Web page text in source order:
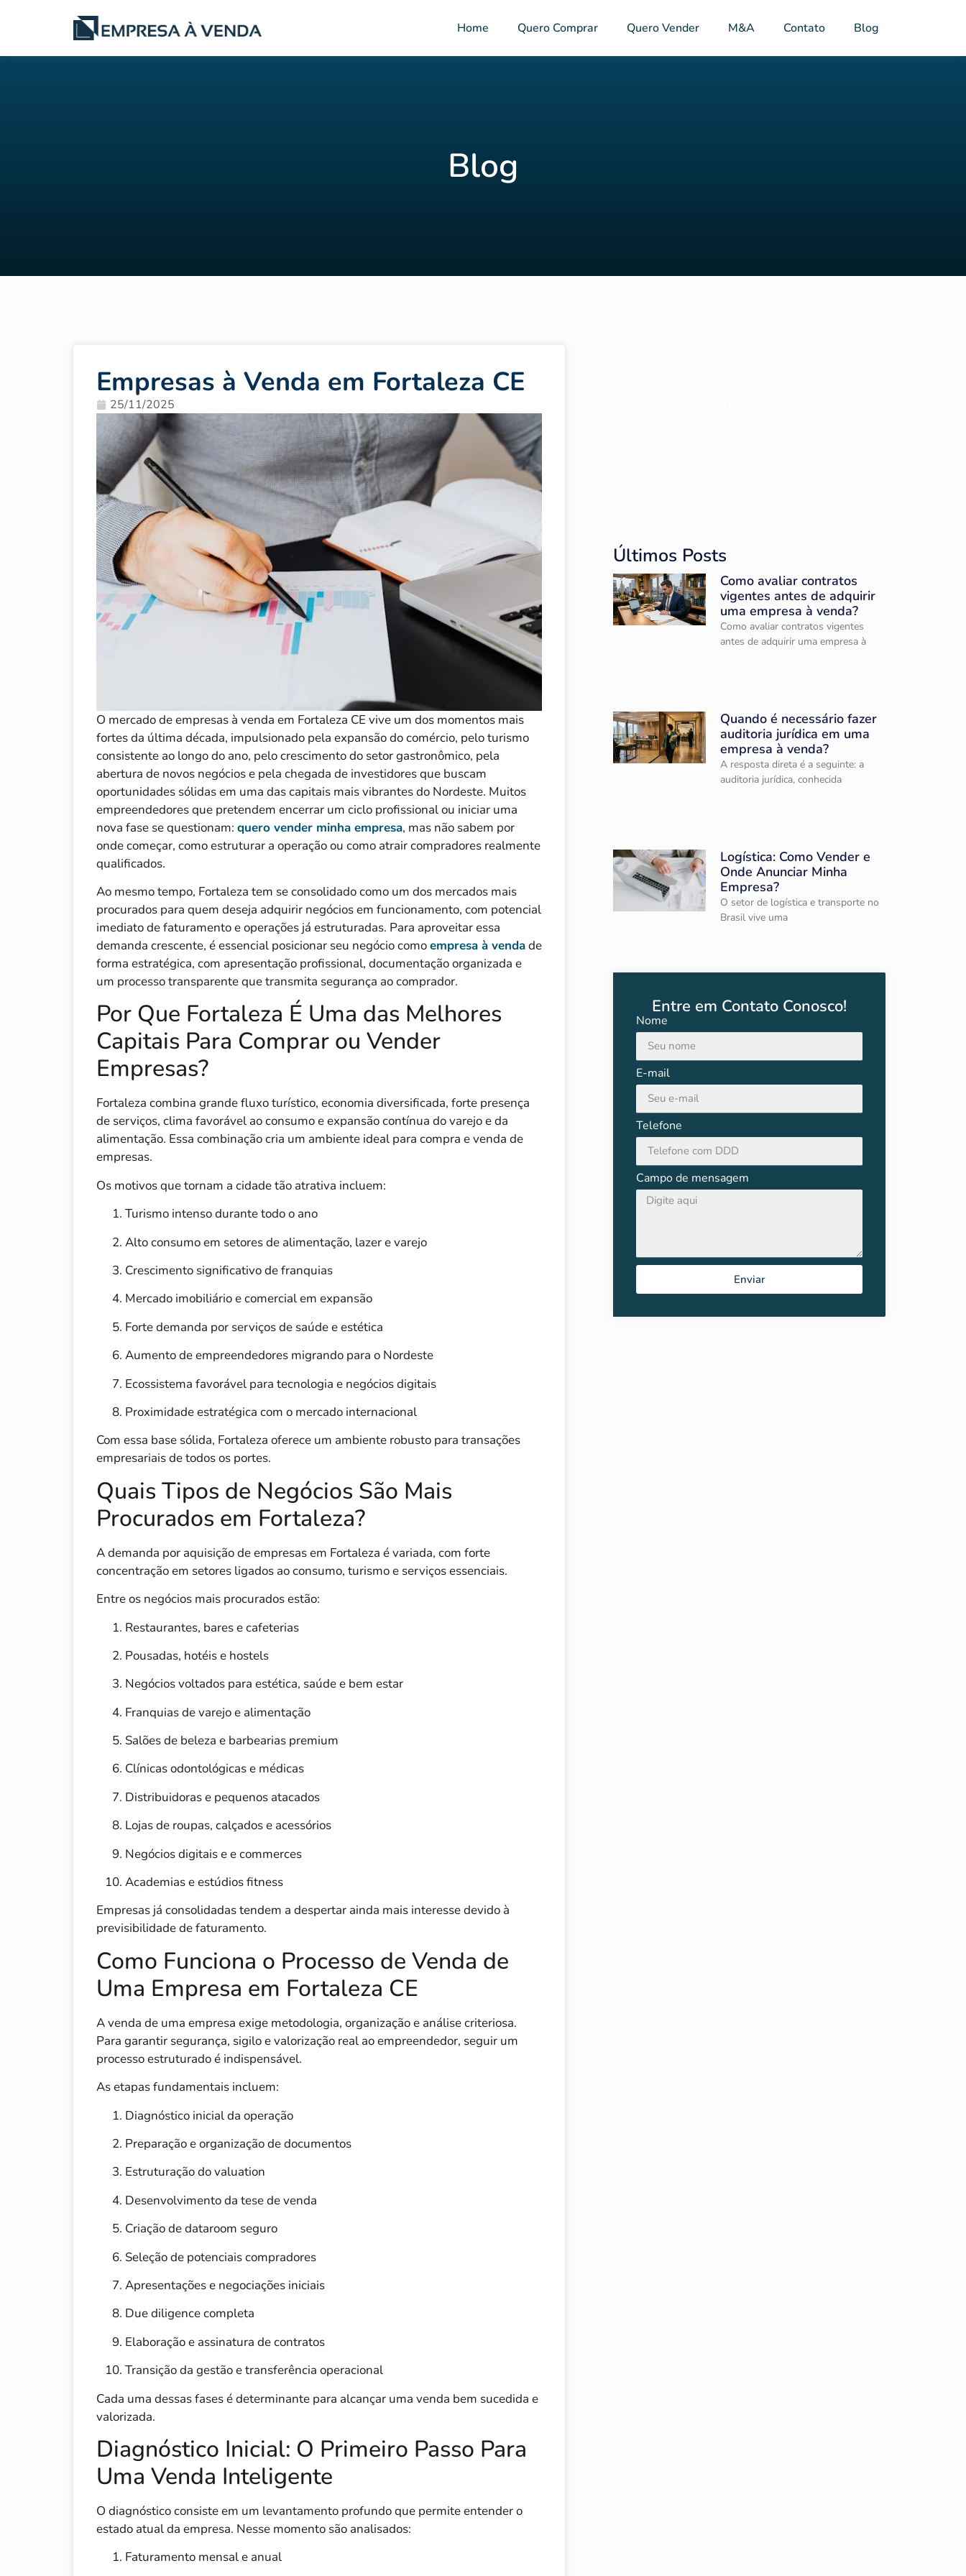
Home Quero Comprar Quero Vender M&A Contato Blog
Blog
Empresas à Venda em Fortaleza CE
25/11/2025
O mercado de empresas à venda em Fortaleza CE vive um dos momentos mais
fortes da última década, impulsionado pela expansão do comércio, pelo turismo
consistente ao longo do ano, pelo crescimento do setor gastronômico, pela
abertura de novos negócios e pela chegada de investidores que buscam
oportunidades sólidas em uma das capitais mais vibrantes do Nordeste. Muitos
empreendedores que pretendem encerrar um ciclo profissional ou iniciar uma
nova fase se questionam: quero vender minha empresa, mas não sabem por
onde começar, como estruturar a operação ou como atrair compradores realmente
qualificados.
Ao mesmo tempo, Fortaleza tem se consolidado como um dos mercados mais
procurados para quem deseja adquirir negócios em funcionamento, com potencial
imediato de faturamento e operações já estruturadas. Para aproveitar essa
demanda crescente, é essencial posicionar seu negócio comoempresa à vendade
forma estratégica, com apresentação profissional, documentação organizada e
um processo transparente que transmita segurança ao comprador.
Por Que Fortaleza É Uma das Melhores
Capitais Para Comprar ou Vender
Empresas?
Fortaleza combina grande fluxo turístico, economia diversificada, forte presença
de serviços, clima favorável ao consumo e expansão contínua do varejo e da
alimentação. Essa combinação cria um ambiente ideal para compra e venda de
empresas.
Os motivos que tornam a cidade tão atrativa incluem:
Turismo intenso durante todo o ano
Alto consumo em setores de alimentação, lazer e varejo
Crescimento significativo de franquias
Mercado imobiliário e comercial em expansão
Forte demanda por serviços de saúde e estética
Aumento de empreendedores migrando para o Nordeste
Ecossistema favorável para tecnologia e negócios digitais
Proximidade estratégica com o mercado internacional
Com essa base sólida, Fortaleza oferece um ambiente robusto para transações
empresariais de todos os portes.
Quais Tipos de Negócios São Mais
Procurados em Fortaleza?
A demanda por aquisição de empresas em Fortaleza é variada, com forte
concentração em setores ligados ao consumo, turismo e serviços essenciais.
Entre os negócios mais procurados estão:
Restaurantes, bares e cafeterias
Pousadas, hotéis e hostels
Negócios voltados para estética, saúde e bem estar
Franquias de varejo e alimentação
Salões de beleza e barbearias premium
Clínicas odontológicas e médicas
Distribuidoras e pequenos atacados
Lojas de roupas, calçados e acessórios
Negócios digitais e e commerces
Academias e estúdios fitness
Empresas já consolidadas tendem a despertar ainda mais interesse devido à
previsibilidade de faturamento.
Como Funciona o Processo de Venda de
Uma Empresa em Fortaleza CE
A venda de uma empresa exige metodologia, organização e análise criteriosa.
Para garantir segurança, sigilo e valorização real ao empreendedor, seguir um
processo estruturado é indispensável.
As etapas fundamentais incluem:
Diagnóstico inicial da operação
Preparação e organização de documentos
Estruturação do valuation
Desenvolvimento da tese de venda
Criação de dataroom seguro
Seleção de potenciais compradores
Apresentações e negociações iniciais
Due diligence completa
Elaboração e assinatura de contratos
Transição da gestão e transferência operacional
Cada uma dessas fases é determinante para alcançar uma venda bem sucedida e
valorizada.
Diagnóstico Inicial: O Primeiro Passo Para
Uma Venda Inteligente
O diagnóstico consiste em um levantamento profundo que permite entender o
estado atual da empresa. Nesse momento são analisados:
Faturamento mensal e anual
Últimos Posts
Como avaliar contratos
vigentes antes de adquirir
uma empresa à venda?
Como avaliar contratos vigentes
antes de adquirir uma empresa à
Quando é necessário fazer
auditoria jurídica em uma
empresa à venda?
A resposta direta é a seguinte: a
auditoria jurídica, conhecida
Logística: Como Vender e
Onde Anunciar Minha
Empresa?
O setor de logística e transporte no
Brasil vive uma
Entre em Contato Conosco!
Nome
E-mail
Telefone
Campo de mensagem
Enviar